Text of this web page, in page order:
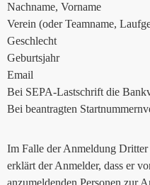
Nachname, Vorname
Verein (oder Teamname,
Geschlecht
Geburtsjahr
Email
Bei SEPA-Lastschrift die
Bei beantragten
Im Falle der Anmeldung Dritter
erklärt der Anmelder, dass er
anzumeldenden Personen zur